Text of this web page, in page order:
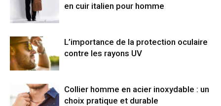
en cuir italien pour homme
L’importance de la protection oculaire
contre les rayons UV
Collier homme en acier inoxydable : un
choix pratique et durable